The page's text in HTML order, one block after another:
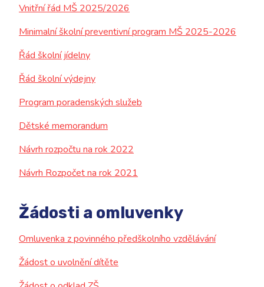
Vnitřní řád MŠ 2025/2026
Minimalní školní preventivní program MŠ 2025-2026
Řád školní jídelny
Řád školní výdejny
Program poradenských služeb
Dětské memorandum
Návrh rozpočtu na rok 2022
Návrh Rozpočet na rok 2021
Žádosti a omluvenky
Omluvenka z povinného předškolního vzdělávání
Žádost o uvolnění dítěte
MŠ
Fotogalerie